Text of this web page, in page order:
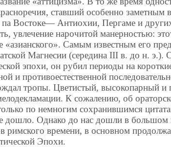
ставший особенно заметным
па Востоке— Антиохии, Пергаме и
увлечение нарочитой манерностью:
«азианского». Самым известным его
Магнесии (середина III в. до н. э.).
эпохи, он рубил периоды на
и противоестественной
тропы. Цветистый, высокопарный и
К сожалению, об
по немногим сохранившимся
дошло. Однако до нас дошли в большом
римского времени, в основном
Эпохи.